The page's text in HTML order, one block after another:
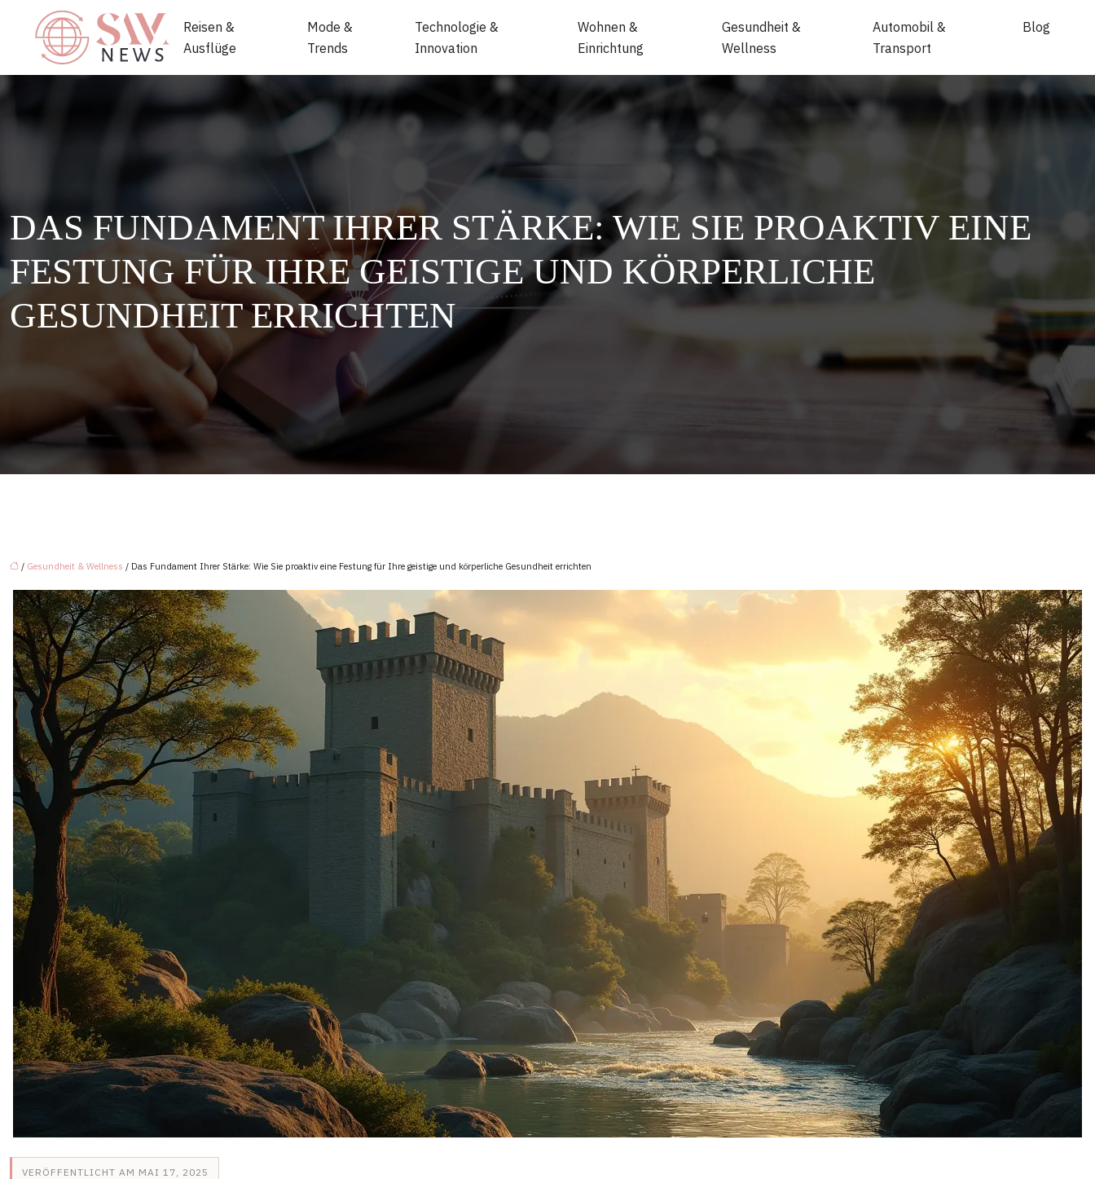
Reisen &
Ausflüge
Mode &
Trends
Technologie &
Innovation
Wohnen &
Einrichtung
Gesundheit &
Wellness
Automobil &
Transport
Blog
DAS FUNDAMENT IHRER STÄRKE: WIE SIE PROAKTIV EINE
FESTUNG FÜR IHRE GEISTIGE UND KÖRPERLICHE
GESUNDHEIT ERRICHTEN
/ Gesundheit & Wellness / Das Fundament Ihrer Stärke: Wie Sie proaktiv eine Festung für Ihre geistige und körperliche Gesundheit errichten
VERÖFFENTLICHT AM MAI 17, 2025